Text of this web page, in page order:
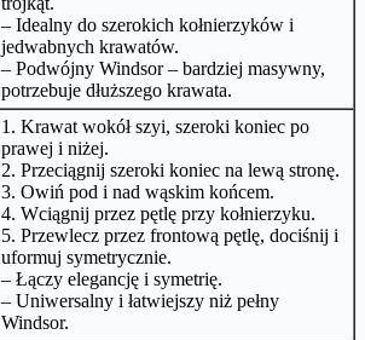
– Idealny do szerokich kołnierzyków i
jedwabnych krawatów.
– Podwójny Windsor – bardziej masywny,
potrzebuje dłuższego krawata.
1. Krawat wokół szyi, szeroki koniec po
prawej i niżej.
2. Przeciągnij szeroki koniec na lewą stronę.
3. Owiń pod i nad wąskim końcem.
4. Wciągnij przez pętlę przy kołnierzyku.
5. Przewlecz przez frontową pętlę, dociśnij i
uformuj symetrycznie.
– Łączy elegancję i symetrię.
– Uniwersalny i łatwiejszy niż pełny
Windsor.